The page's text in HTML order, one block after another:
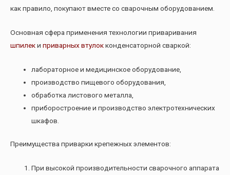
как правило, покупают вместе со сварочным оборудованием.
Основная сфера применения технологии приваривания
шпилеки приварных втулокконденсаторной сваркой:
лабораторное и медицинское оборудование,
производство пищевого оборудования,
обработка листового металла,
приборостроение и производство электротехнических
шкафов.
Преимущества приварки крепежных элементов:
При высокой производительности сварочного аппарата